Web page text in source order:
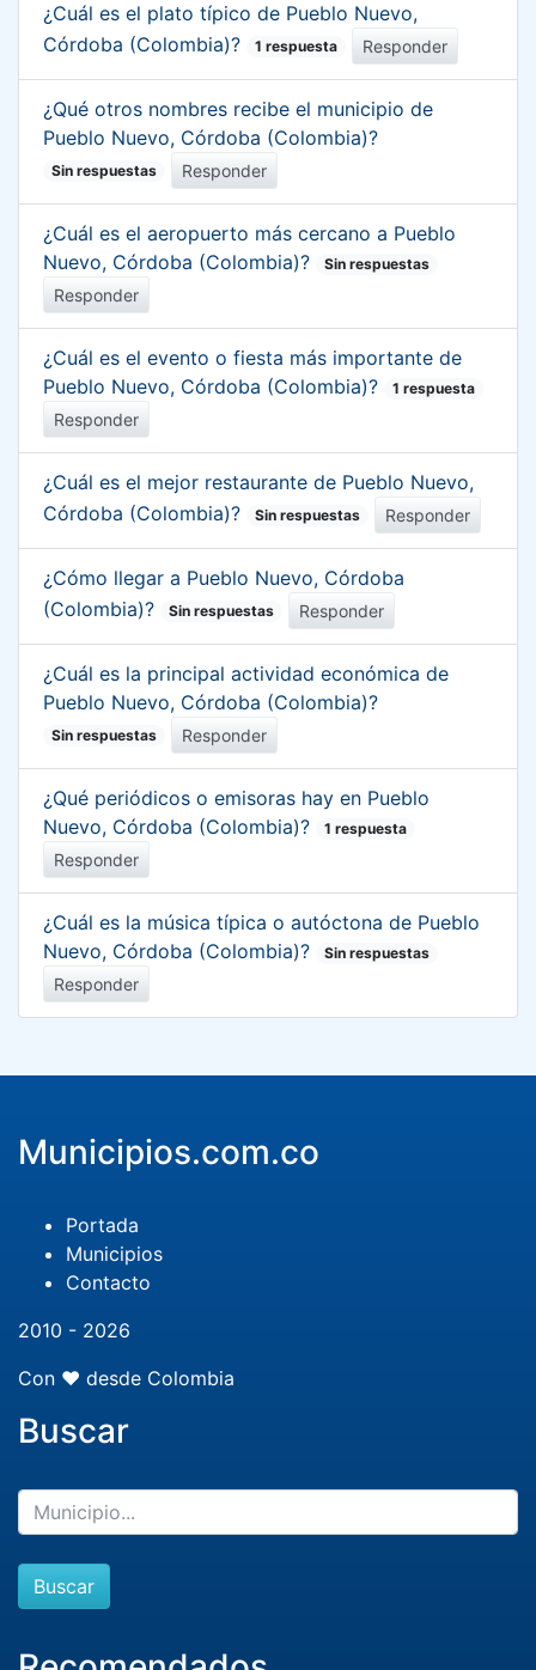
¿Cuál es el plato típico de Pueblo Nuevo,
Córdoba (Colombia)?
1 respuesta Responder
¿Qué otros nombres recibe el municipio de
Pueblo Nuevo, Córdoba (Colombia)?
Sin respuestas Responder
¿Cuál es el aeropuerto más cercano a Pueblo
Nuevo, Córdoba (Colombia)?
Sin respuestas
Responder
¿Cuál es el evento o fiesta más importante de
Pueblo Nuevo, Córdoba (Colombia)?
1 respuesta
Responder
¿Cuál es el mejor restaurante de Pueblo Nuevo,
Córdoba (Colombia)?
Sin respuestas Responder
¿Cómo llegar a Pueblo Nuevo, Córdoba
(Colombia)?
Sin respuestas Responder
¿Cuál es la principal actividad económica de
Pueblo Nuevo, Córdoba (Colombia)?
Sin respuestas Responder
¿Qué periódicos o emisoras hay en Pueblo
Nuevo, Córdoba (Colombia)?
1 respuesta
Responder
¿Cuál es la música típica o autóctona de Pueblo
Nuevo, Córdoba (Colombia)?
Sin respuestas
Responder
Municipios.com.co
Portada
Municipios
Contacto
2010 - 2026
Con ❤️ desde Colombia
Buscar
Buscar